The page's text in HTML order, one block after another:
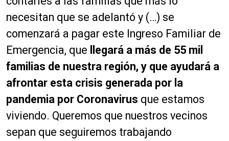
necesitan que se adelantó y (…) se
comenzará a pagar este Ingreso Familiar de
Emergencia, que llegará a más de 55 mil
familias de nuestra región, y que ayudará a
afrontar esta crisis generada por la
pandemia por Coronavirus que estamos
viviendo. Queremos que nuestros vecinos
sepan que seguiremos trabajando